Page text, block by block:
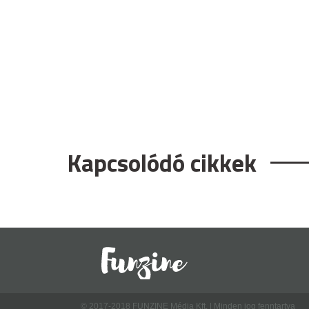
Kapcsolódó cikkek
© 2017-2018 FUNZINE Média Kft. | Minden jog fenntartva